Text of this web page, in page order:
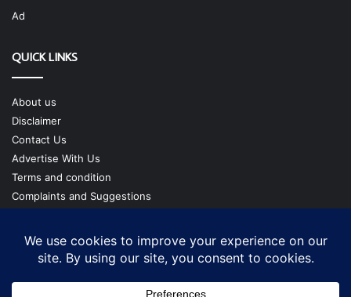
Ad
QUICK LINKS
About us
Disclaimer
Contact Us
Advertise With Us
Terms and condition
Complaints and Suggestions
Our Team